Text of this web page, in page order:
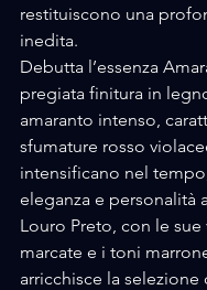
restituiscono una
inedita.
Debutta l’essenza
pregiata finitura in
amaranto intenso,
sfumature rosso
intensificano nel
eleganza e personalità
Louro Preto, con le sue
marcate e i toni
arricchisce la